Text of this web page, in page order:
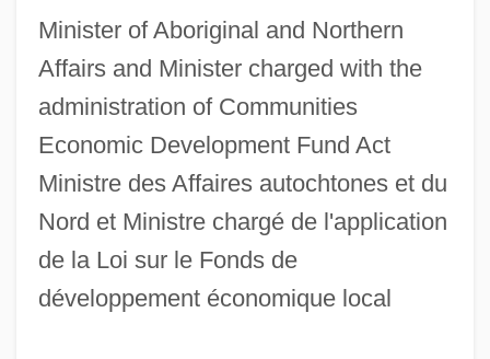
Minister of Aboriginal and Northern
Affairs and Minister charged with the
administration of Communities
Economic Development Fund Act
Ministre des Affaires autochtones et du
Nord et Ministre chargé de l'application
de la Loi sur le Fonds de
développement économique local